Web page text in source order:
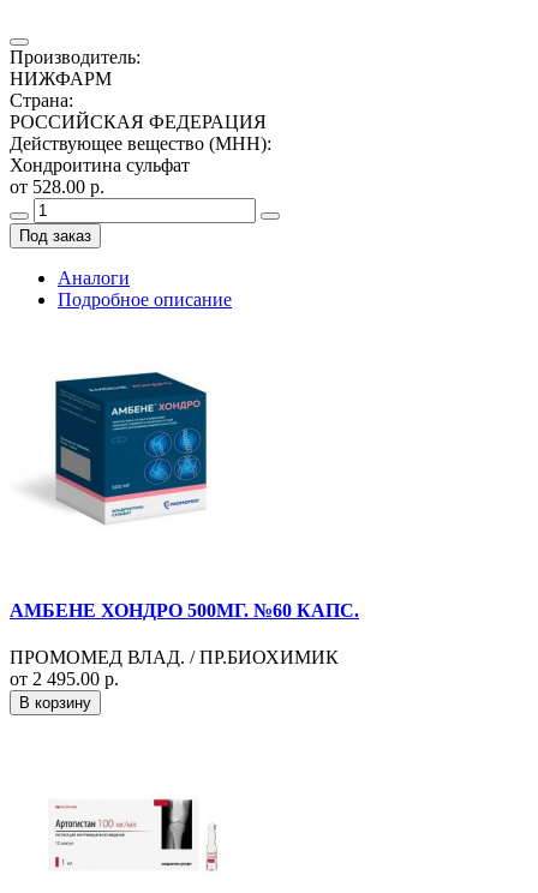
Производитель:
НИЖФАРМ
Страна:
РОССИЙСКАЯ ФЕДЕРАЦИЯ
Действующее вещество (МНН):
Хондроитина сульфат
от 528.00 р.
Под заказ
Аналоги
Подробное описание
АМБЕНЕ ХОНДРО 500МГ. №60 КАПС.
ПРОМОМЕД ВЛАД. / ПР.БИОХИМИК
от 2 495.00 р.
В корзину